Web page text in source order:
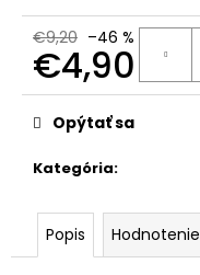
€9,20 –46 %
€4,90
Jednotková
cena:
Kategória:
Opýtať sa
Popis Hodnotenie